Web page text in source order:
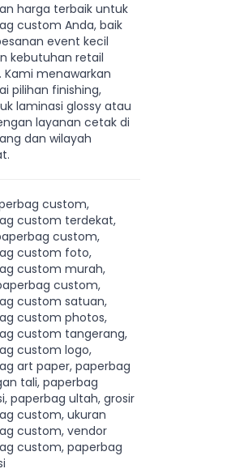
harga terbaik untuk
custom Anda, baik
event kecil
kebutuhan retail
Kami menawarkan
pilihan finishing,
laminasi glossy atau
layanan cetak di
dan wilayah
custom,
custom terdekat,
custom,
custom foto,
custom murah,
custom,
custom satuan,
custom photos,
custom tangerang,
custom logo,
art paper, paperbag
tali, paperbag
paperbag ultah, grosir
custom, ukuran
custom, vendor
custom, paperbag